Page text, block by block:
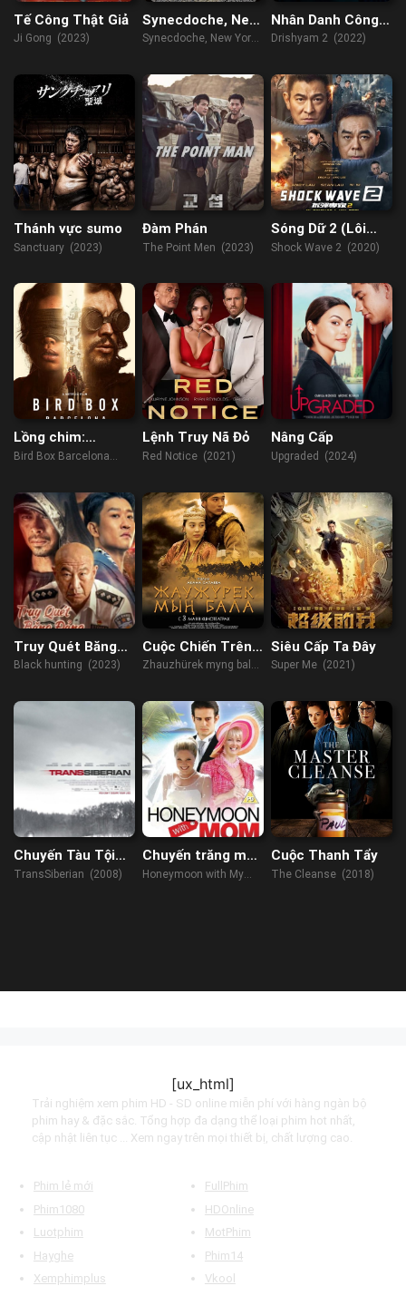
Tế Công Thật Giả
Ji Gong (2023)
Synecdoche, New
York
Synecdoche, New York
Nhân Danh Công
Lý 2
Drishyam 2 (2022)
Thánh vực sumo
Sanctuary (2023)
Đàm Phán
The Point Men (2023)
Sóng Dữ 2 (Lôi
Chấn 2)
Shock Wave 2 (2020)
Lồng chim:
Barcelona
Bird Box Barcelona
Lệnh Truy Nã Đỏ
Red Notice (2021)
Nâng Cấp
Upgraded (2024)
Truy Quét Băng
Đảng
Black hunting (2023)
Cuộc Chiến Trên
Thảo Nguyên
Zhauzhürek myng bala
Siêu Cấp Ta Đây
Super Me (2021)
Chuyến Tàu Tội
Phạm
TransSiberian (2008)
Chuyến trăng mật
bên mẹ
Honeymoon with My
Cuộc Thanh Tẩy
The Cleanse (2018)